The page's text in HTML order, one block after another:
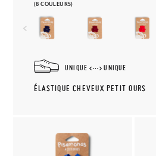
(8 COULEURS)
UNIQUE UNIQUE
ÉLASTIQUE CHEVEUX PETIT OURS